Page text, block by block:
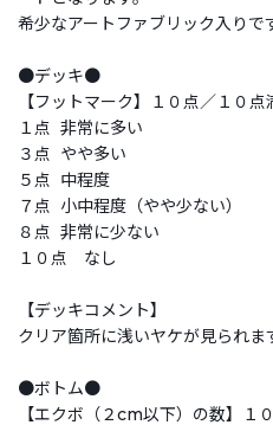
希少なアートファブリック入りで
●デッキ●
【フットマーク】１０点／１０点
１点 非常に多い
３点 やや多い
５点 中程度
７点 小中程度（やや少ない）
８点 非常に少ない
１０点 なし
【デッキコメント】
クリア箇所に浅いヤケが見られま
●ボトム●
【エクボ（２cm以下）の数】１